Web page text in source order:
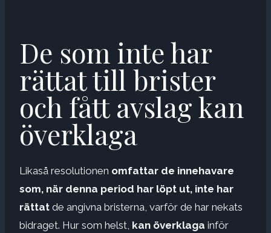
De som inte har
rättat till brister
och fått avslag kan
överklaga
Likaså resolutionen omfattar de innehavare
som, när denna period har löpt ut, inte har
rättat de angivna bristerna, varför de har nekats
bidraget. Hur som helst, kan överklaga inför